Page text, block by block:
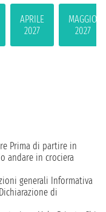
APRILE
2027
MAGGIO
2027
Prima di partire in
andare in crociera
generali Informativa
Dichiarazione di